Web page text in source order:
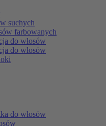
suchych
farbowanych
do włosów
do włosów
do włosów